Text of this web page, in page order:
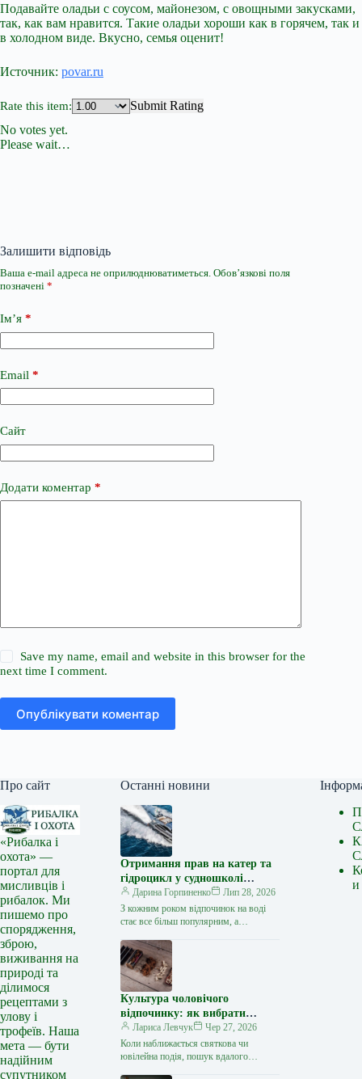
Подавайте оладьи с соусом, майонезом, с овощными закусками,
так, как вам нравится. Такие оладьи хороши как в горячем, так и
в холодном виде. Вкусно, семья оценит!
Источник: povar.ru
Rate this item:
Submit Rating
No votes yet.
Please wait…
Залишити відповідь
Ваша e-mail адреса не оприлюднюватиметься. Обов’язкові поля
позначені *
Ім’я *
Email *
Сайт
Додати коментар *
Save my name, email and website in this browser for the
next time I comment.
Опублікувати коментар
Про сайт
«Рибалка і
охота» —
портал для
мисливців і
рибалок. Ми
пишемо про
спорядження,
зброю,
виживання на
природі та
ділимося
рецептами з
улову і
трофеїв. Наша
мета — бути
надійним
супутником
Останні новини
Отримання прав на катер та
гідроцикл у судношколі
«Либідь-А»: від теорії до
іспиту
Дарина Горпиненко
Лип 28, 2026
З кожним роком відпочинок на воді
стає все більш популярним, а
чи гідроциклом відкриває нові
горизонти…
Культура чоловічого
відпочинку: як вибрати
стильний та корисний
подарунок
Лариса Левчук
Чер 27, 2026
Коли наближається святкова чи
ювілейна подія, пошук вдалого
и